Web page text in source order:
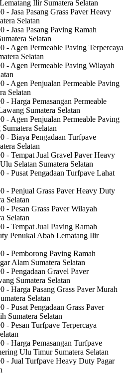
Ilir Sumatera Selatan
- Jasa Pasang Grass Paver Heavy
Selatan
- Jasa Pasang Paving Ramah
Selatan
- Agen Permeable Paving Terpercaya
Selatan
- Agen Permeable Paving Wilayah
- Agen Penjualan Permeable Paving
Selatan
- Harga Pemasangan Permeable
Sumatera Selatan
- Agen Penjualan Permeable Paving
Selatan
- Biaya Pengadaan Turfpave
Selatan
- Tempat Jual Gravel Paver Heavy
Selatan Sumatera Selatan
- Pusat Pengadaan Turfpave Lahat
- Penjual Grass Paver Heavy Duty
Selatan
- Pesan Grass Paver Wilayah
Selatan
- Tempat Jual Paving Ramah
Penukal Abab Lematang Ilir
- Pemborong Paving Ramah
Alam Sumatera Selatan
- Pengadaan Gravel Paver
Sumatera Selatan
- Harga Pasang Grass Paver Murah
Selatan
- Pusat Pengadaan Grass Paver
Sumatera Selatan
- Pesan Turfpave Terpercaya
- Harga Pemasangan Turfpave
Ulu Timur Sumatera Selatan
- Jual Turfpave Heavy Duty Pagar